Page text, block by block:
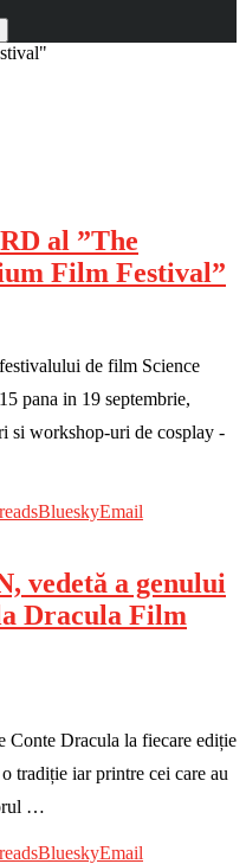
al ”The
Film Festival”
de film Science
pana in 19 septembrie,
si workshop-uri de cosplay -
BlueskyEmail
vedetă a genului
Dracula Film
Dracula la fiecare ediție
tradiție iar printre cei care au
…
BlueskyEmail